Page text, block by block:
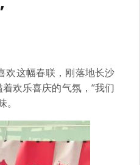
这幅春联，刚落地长沙
欢乐喜庆的气氛，“我们